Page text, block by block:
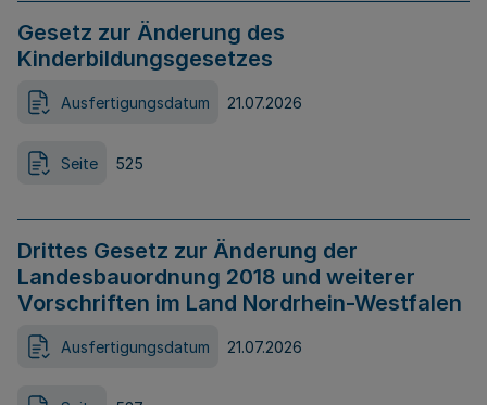
Gesetz zur Änderung des
Kinderbildungsgesetzes
Ausfertigungsdatum 21.07.2026
Seite 525
Drittes Gesetz zur Änderung der
Landesbauordnung 2018 und weiterer
Vorschriften im Land Nordrhein-Westfalen
Ausfertigungsdatum 21.07.2026